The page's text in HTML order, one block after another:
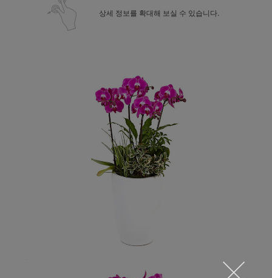
상세 정보를 확대해 보실 수 있습니다.